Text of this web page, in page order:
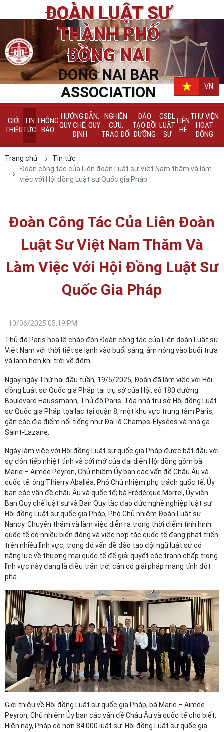
ĐOÀN LUẬT SƯ
THÀNH PHỐ
ĐỒNG NAI
DONG NAI BAR
ASSOCIATION
VN
GIỚI
THIỆU
TIN
TỨC
THÔNG
BÁO
HƯỚNG DẪN,
QUY CHẾ, QUY
ĐỊNH
NGHIÊN
CỨU,
TRAO ĐỔI
ĐÀO
TẠO BỒI
DƯỠNG
CSDL
LUẬT
SƯ
LIÊN
HỆ
THƯ VIỆN
HOẠT
ĐỘNG
Trang chủ
Tin tức
Đoàn công tác của Liên đoàn Luật sư Việt Nam thăm và làm
việc với Hội đồng Luật sư Quốc gia Pháp
Đoàn Công Tác Của Liên Đoàn
Luật Sư Việt Nam Thăm Và
Làm Việc Với Hội Đồng Luật Sư
Quốc Gia Pháp
10/06/2025 05:19 PM
Thủ đô Paris hoa lệ chào đón Đoàn công tác của Liên doàn Luật sư
Việt Nam với thời tiết se lạnh vào buổi sáng, ấm nóng vào buổi trưa
và lạnh hơn khi trời về đêm.
Ngay ngày Thứ hai đầu tuần, 19/5/2025, Đoàn đã làm việc với Hội
đồng Luật sư Quốc gia Pháp tại trụ sở của Hội, số 180 đường
Boulevard Haussmann, Thủ đô Paris. Tòa nhà trụ sở Hội đồng Luật
sư Quốc gia Pháp tọa lạc tại quận 8, một khu vực trung tâm Paris,
gần các địa điểm nổi tiếng như Đại lộ Champs-Élysées và nhà ga
Saint-Lazane.
Ngày làm việc với Hội đồng Luật sư quốc gia Pháp được bắt đầu với
sự đón tiếp nhiệt tình và cởi mở của đại diện Hội đồng gồm bà
Marie – Aimée Peyron, Chủ nhiệm Ủy ban các vấn đề Châu Âu và
quốc tế; ông Thierry Aballéa, Phó Chủ nhiệm phụ trách quốc tế, Ủy
ban các vấn đề châu Âu và quốc tế; bà Frédérque Morrel, Ủy viên
Ban Quy chế luật sư và Ban Quy tắc đạo đức nghề nghiệp luật sư
Hội đồng Luật sư quốc gia Pháp, Phó Chủ nhiệm Đoàn Luật sư
Nancy. Chuyến thăm và làm việc diễn ra trong thời điểm tình hình
quốc tế có nhiều biến động và việc hợp tác quốc tế đang phát triển
trên nhiều lĩnh vực, trong đó vấn đề đào tạo đội ngũ luật sư có
năng lực về thương mại quốc tế để giải quyết các tranh chấp trong
lĩnh vực này đang là điều trăn trở, cần có giải pháp mang tính đột
phá.
Giới thiệu về Hội đồng Luật sư quốc gia Pháp, bà Marie – Aimée
Peyron, Chủ nhiệm Ủy ban các vấn đề Châu Âu và quốc tế cho biết:
Hiện nay, Pháp có hơn 84.000 luật sư. Hội đồng Luật sư quốc gia